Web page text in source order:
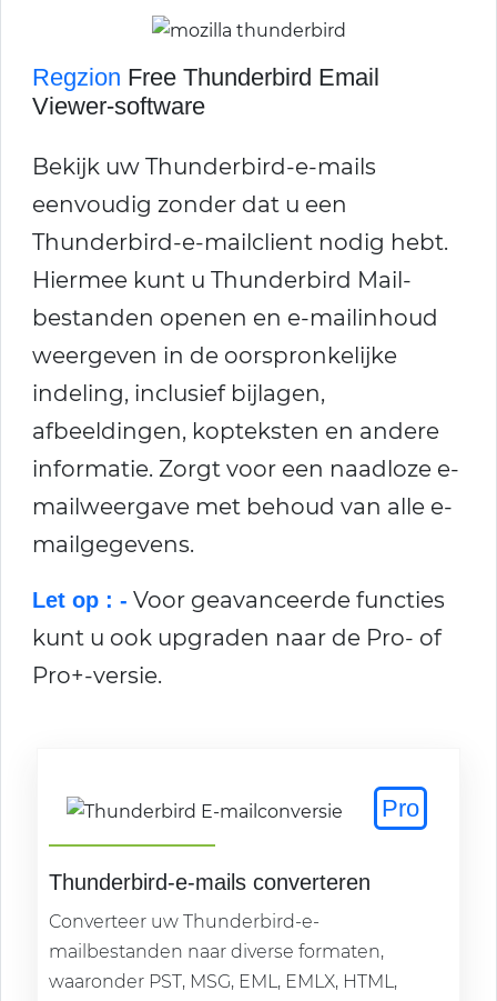
Regzion Free Thunderbird Email
Viewer-software
Bekijk uw Thunderbird-e-mails
eenvoudig zonder dat u een
Thunderbird-e-mailclient nodig hebt.
Hiermee kunt u Thunderbird Mail-
bestanden openen en e-mailinhoud
weergeven in de oorspronkelijke
indeling, inclusief bijlagen,
afbeeldingen, kopteksten en andere
informatie. Zorgt voor een naadloze e-
mailweergave met behoud van alle e-
mailgegevens.
Let op : - Voor geavanceerde functies
kunt u ook upgraden naar de Pro- of
Pro+-versie.
Pro
Thunderbird-e-mails converteren
Converteer uw Thunderbird-e-
mailbestanden naar diverse formaten,
waaronder PST, MSG, EML, EMLX, HTML,